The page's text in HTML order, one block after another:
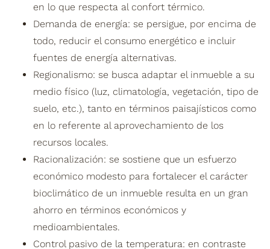
en lo que respecta al confort térmico.
Demanda de energía: se persigue, por encima de
todo, reducir el consumo energético e incluir
fuentes de energía alternativas.
Regionalismo: se busca adaptar el inmueble a su
medio físico (luz, climatología, vegetación, tipo de
suelo, etc.), tanto en términos paisajísticos como
en lo referente al aprovechamiento de los
recursos locales.
Racionalización: se sostiene que un esfuerzo
económico modesto para fortalecer el carácter
bioclimático de un inmueble resulta en un gran
ahorro en términos económicos y
medioambientales.
Control pasivo de la temperatura: en contraste